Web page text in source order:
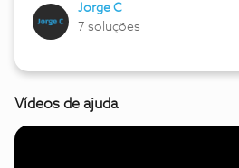
Jorge C
7 soluções
Vídeos de ajuda